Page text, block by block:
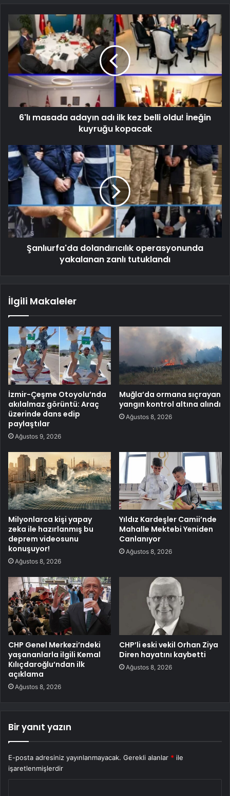
6'lı masada adayın adı ilk kez belli oldu! İneğin
kuyruğu kopacak
Şanlıurfa'da dolandırıcılık operasyonunda
yakalanan zanlı tutuklandı
İlgili Makaleler
İzmir-Çeşme Otoyolu’nda
akılalmaz görüntü: Araç
üzerinde dans edip
paylaştılar
Ağustos 9, 2026
Muğla’da ormana sıçrayan
yangın kontrol altına alındı
Ağustos 8, 2026
Milyonlarca kişi yapay
zeka ile hazırlanmış bu
deprem videosunu
konuşuyor!
Ağustos 8, 2026
Yıldız Kardeşler Camii’nde
Mahalle Mektebi Yeniden
Canlanıyor
Ağustos 8, 2026
CHP Genel Merkezi’ndeki
yaşananlarla ilgili Kemal
Kılıçdaroğlu’ndan ilk
açıklama
Ağustos 8, 2026
CHP’li eski vekil Orhan Ziya
Diren hayatını kaybetti
Ağustos 8, 2026
Bir yanıt yazın
E-posta adresiniz yayınlanmayacak. Gerekli alanlar * ile
işaretlenmişlerdir